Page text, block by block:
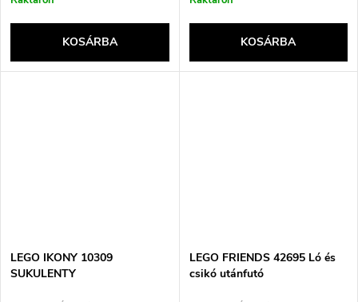
KOSÁRBA KOSÁRBA
LEGO IKONY 10309
SUKULENTY
LEGO FRIENDS 42695 Ló és
csikó utánfutó